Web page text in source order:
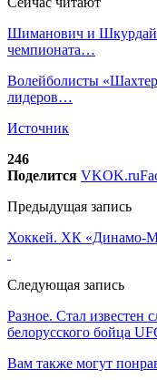
Шиманович и Шкурдай
чемпионата…
Волейболисты
лидеров…
Источник
246
Поделится VKOK.ru
Предыдущая запись
Хоккей. ХК «Динамо-
Следующая запись
Разное. Стал известен
белорусского бойца
Вам также могут